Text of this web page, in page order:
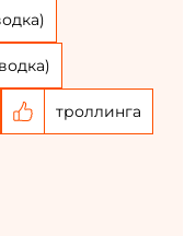
троллинга